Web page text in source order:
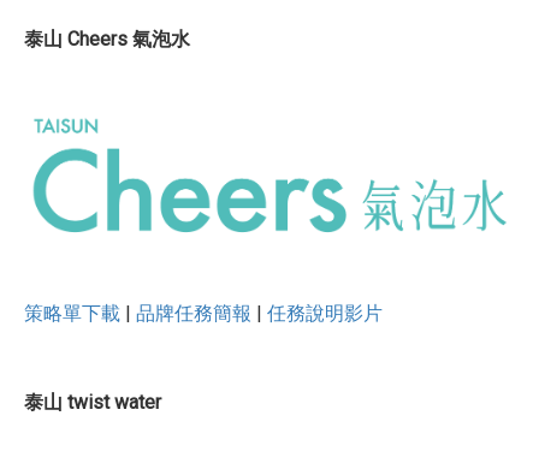
泰山 Cheers 氣泡水
策略單下載 品牌任務簡報 任務說明影片
泰山 twist water